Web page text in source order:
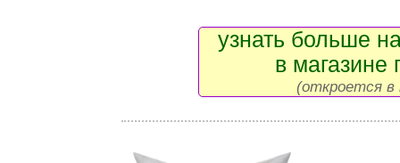
узнать больше
в магазине
(откроется в